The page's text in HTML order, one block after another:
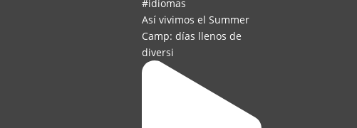
Así vivimos el Summer
Camp: días llenos de
diversi